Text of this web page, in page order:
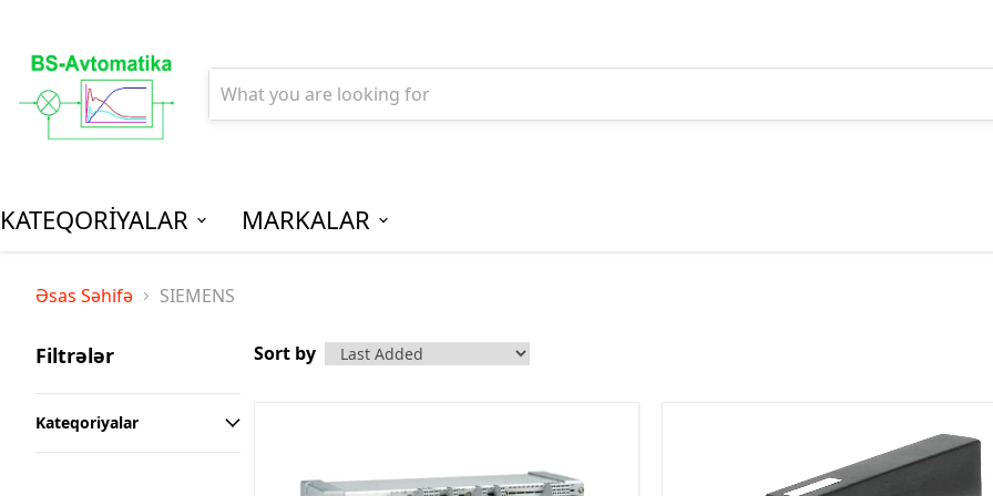
KATEQORİYALAR
(Low Voltage
MCB - Miniatür Elektrik
RGKMI - Reaktiv Gücün
Korreksiya Maqnit İşəsalıcı
MARKALAR
Əsas Səhifə SIEMENS
Filtrələr
Kateqoriyalar
Sort by